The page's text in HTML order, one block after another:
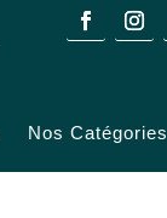
Nos Catégories